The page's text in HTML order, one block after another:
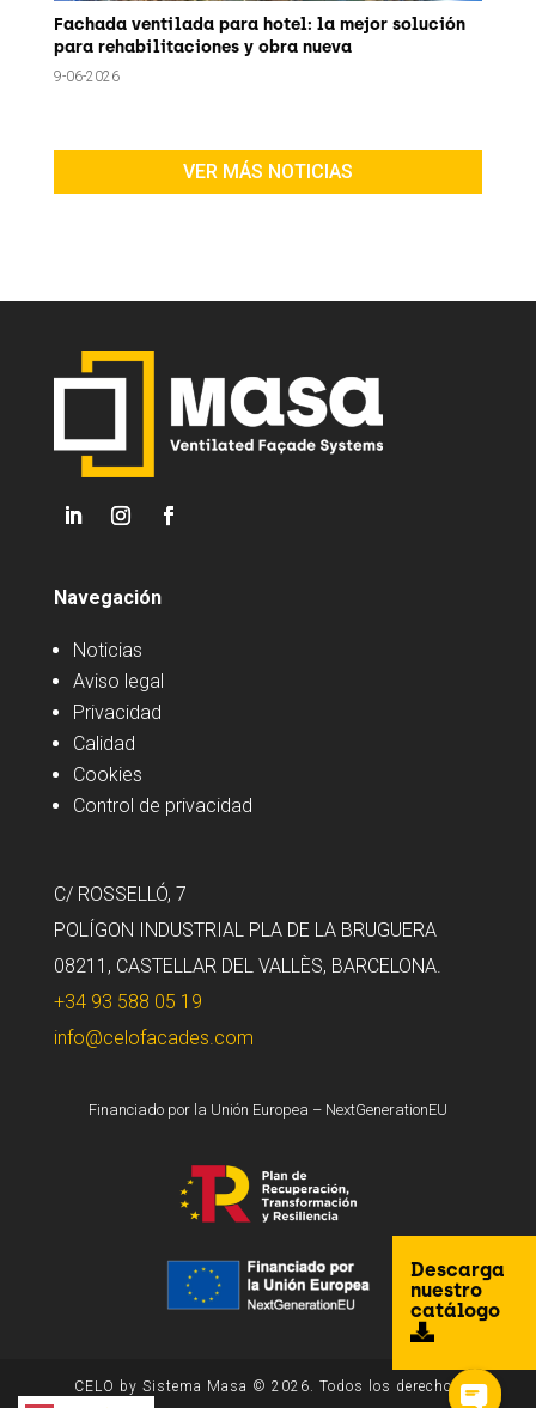
Fachada ventilada para hotel: la mejor solución
para rehabilitaciones y obra nueva
9-06-2026
VER MÁS NOTICIAS
Navegación
Noticias
Aviso legal
Privacidad
Calidad
Cookies
Control de privacidad
C/ ROSSELLÓ, 7
POLÍGON INDUSTRIAL PLA DE LA BRUGUERA
08211, CASTELLAR DEL VALLÈS, BARCELONA.
+34 93 588 05 19
info@celofacades.com
Descarga
nuestro
catálogo
Financiado por la Unión Europea – NextGenerationEU
CELO by Sistema Masa © 2026. Todos los derechos